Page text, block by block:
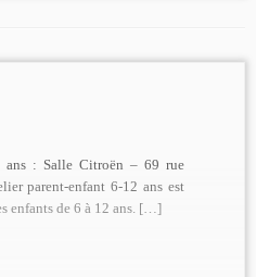
ans : Salle Citroën – 69 rue
parent-enfant 6-12 ans est
enfants de 6 à 12 ans. […]